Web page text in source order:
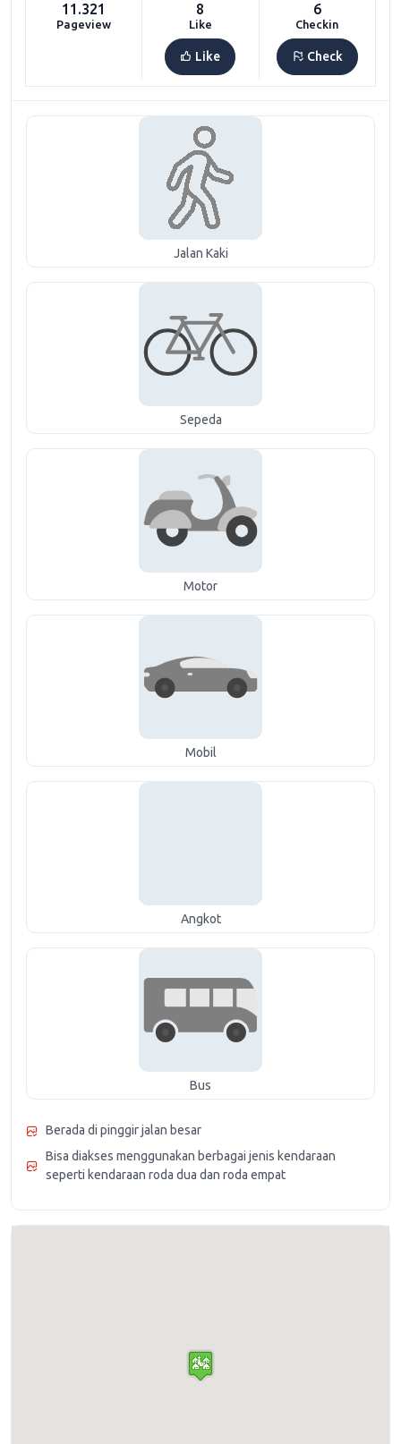
11.321
Pageview
8
Like
Like
6
Checkin
Check
Jalan Kaki
Sepeda
Motor
Mobil
Angkot
Bus
Berada di pinggir jalan besar
Bisa diakses menggunakan berbagai jenis kendaraan
seperti kendaraan roda dua dan roda empat